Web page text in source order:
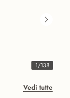
1/138
Vedi tutte